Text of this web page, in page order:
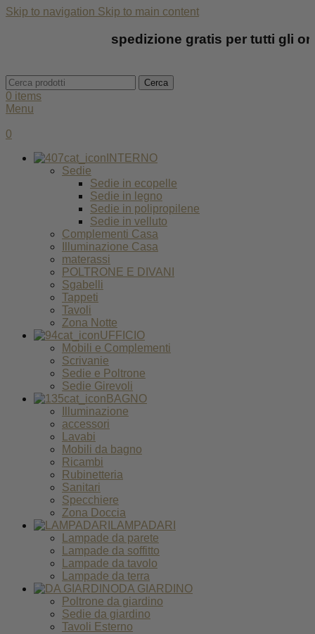
Skip to navigation Skip to main content
spedizione gratis per tutti gli
Cerca
0 items
Menu
0
INTERNO
Sedie
Sedie in ecopelle
Sedie in legno
Sedie in polipropilene
Sedie in velluto
Complementi Casa
Illuminazione Casa
materassi
POLTRONE E DIVANI
Sgabelli
Tappeti
Tavoli
Zona Notte
UFFICIO
Mobili e Complementi
Scrivanie
Sedie e Poltrone
Sedie Girevoli
BAGNO
Illuminazione
accessori
Lavabi
Mobili da bagno
Ricambi
Rubinetteria
Sanitari
Specchiere
Zona Doccia
LAMPADARI
Lampade da parete
Lampade da soffitto
Lampade da tavolo
Lampade da terra
DA GIARDINO
Poltrone da giardino
Sedie da giardino
Tavoli Esterno